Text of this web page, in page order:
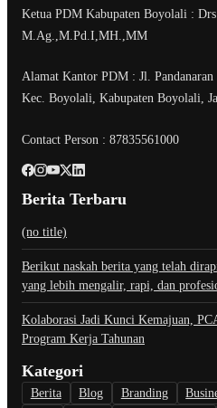
Ketua PDM Kabupaten Boyolali :
M.Ag.,M.Pd.I,MH.,MM
Alamat Kantor PDM : Jl.
Kec. Boyolali, Kabupaten Boyolali,
Contact Person : 87835561000
Berita Terbaru
(no title)
Berikut naskah berita yang telah
yang lebih mengalir, rapi, dan
Kolaborasi Jadi Kunci Kemajuan,
Program Kerja Tahunan
Kategori
Berita Blog Branding